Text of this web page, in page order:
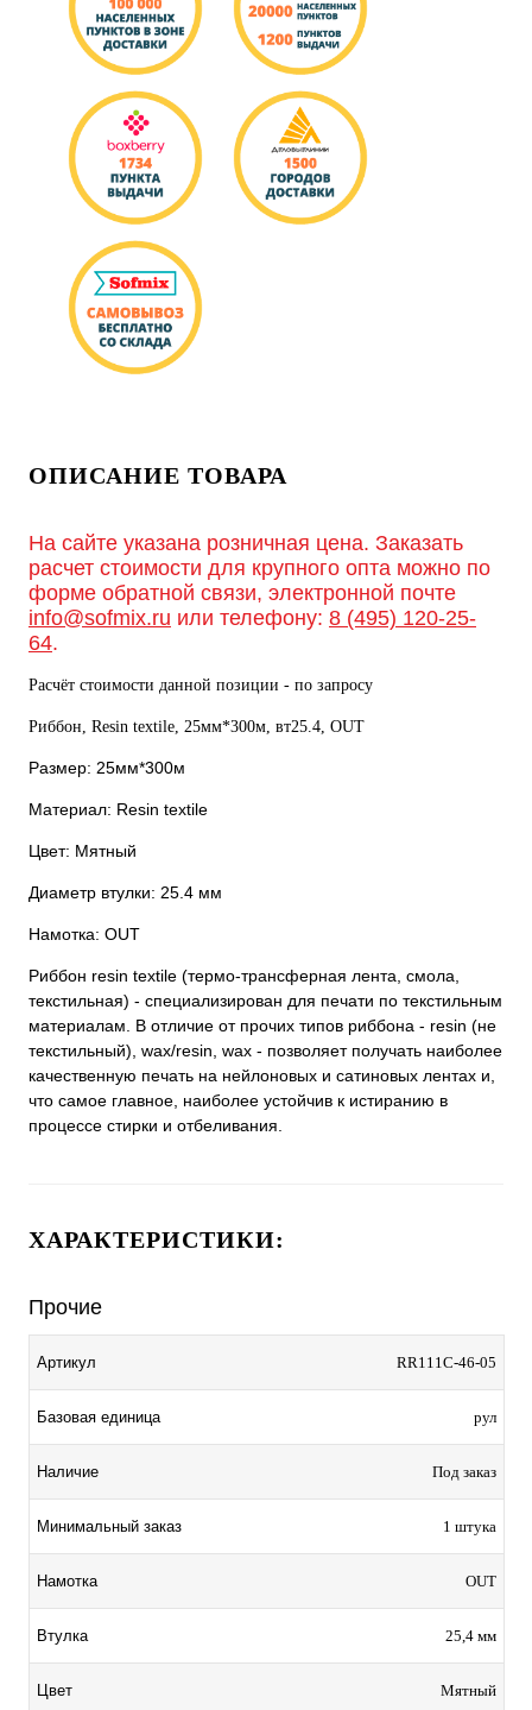
ОПИСАНИЕ ТОВАРА
На сайте указана розничная цена. Заказать
расчет стоимости для крупного опта можно по
форме обратной связи, электронной почте
info@sofmix.ru или телефону: 8 (495) 120-25-
64.
Расчёт стоимости данной позиции - по запросу
Риббон, Resin textile, 25мм*300м, вт25.4, OUT
Размер: 25мм*300м
Материал: Resin textile
Цвет: Мятный
Диаметр втулки: 25.4 мм
Намотка: OUT
Риббон resin textile (термо-трансферная лента, смола,
текстильная) - специализирован для печати по текстильным
материалам. В отличие от прочих типов риббона - resin (не
текстильный), wax/resin, wax - позволяет получать наиболее
качественную печать на нейлоновых и сатиновых лентах и,
что самое главное, наиболее устойчив к истиранию в
процессе стирки и отбеливания.
ХАРАКТЕРИСТИКИ:
Прочие
Артикул RR111С-46-05
Базовая единица рул
Наличие Под заказ
Минимальный заказ 1 штука
Намотка OUT
Втулка 25,4 мм
Цвет Мятный